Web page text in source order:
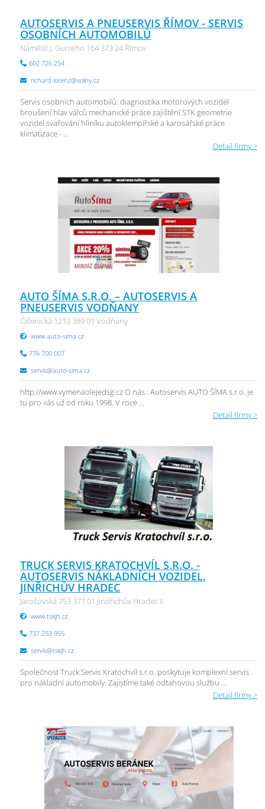
AUTOSERVIS A PNEUSERVIS ŘÍMOV - SERVIS
OSOBNÍCH AUTOMOBILŮ
Náměstí J. Gurreho 164 373 24 Římov
602 726 254
richard.lorenz@volny.cz
Servis osobních automobilů: diagnostika motorových vozidel
broušení hlav válců mechanické práce zajištění STK geometrie
vozidel svařování hliníku autoklempířské a karosářské práce
klimatizace - ...
Detail firmy >
AUTO ŠÍMA S.R.O. – AUTOSERVIS A
PNEUSERVIS VODŇANY
Číčenická 1213 389 01 Vodňany
www.auto-sima.cz
776 700 007
servis@auto-sima.cz
http://www.vymenaolejedsg.cz O nás : Autoservis AUTO ŠÍMA s.r.o. je
tu pro vás už od roku 1998. V roce ...
Detail firmy >
TRUCK SERVIS KRATOCHVÍL S.R.O. -
AUTOSERVIS NÁKLADNÍCH VOZIDEL,
JINŘICHŮV HRADEC
Jarošovská 753 377 01 Jindřichův Hradec II
www.tskjh.cz
737 253 955
servis@tskjh.cz
Společnost Truck Servis Kratochvíl s.r.o. poskytuje komplexní servis
pro nákladní automobily. Zajistíme také odtahovou službu ...
Detail firmy >